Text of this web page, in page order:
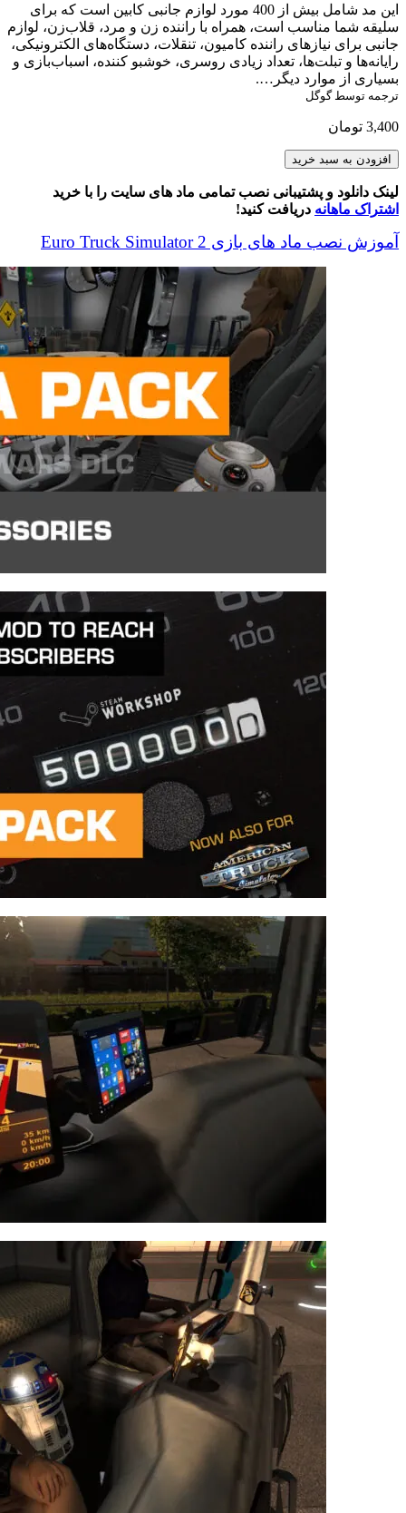
این مد شامل بیش از 400 مورد لوازم جانبی کابین است که برای
سلیقه شما مناسب است، همراه با راننده زن و مرد، قلاب‌زن، لوازم
جانبی برای نیازهای راننده کامیون، تنقلات، دستگاه‌های الکترونیکی،
رایانه‌ها و تبلت‌ها، تعداد زیادی روسری، خوشبو کننده، اسباب‌بازی و
بسیاری از موارد دیگر….
ترجمه توسط گوگل
3,400 تومان
SiSL's
Mega
Pack
عدد
افزودن به سبد خرید
لینک دانلود و پشتیبانی نصب تمامی ماد های سایت را با خرید
اشتراک ماهانه دریافت کنید!
آموزش نصب ماد های بازی Euro Truck Simulator 2